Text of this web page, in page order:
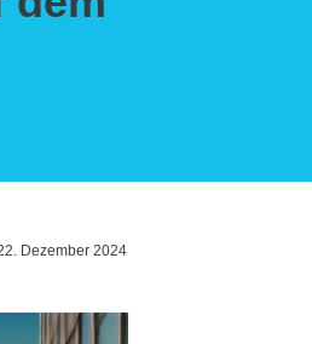
Dezember 2024